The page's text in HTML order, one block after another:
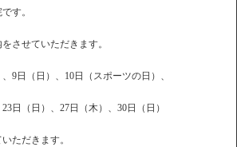
す。
させていただきます。
9日（日）、10日（スポーツの日）、
日（日）、27日（木）、30日（日）
ただきます。